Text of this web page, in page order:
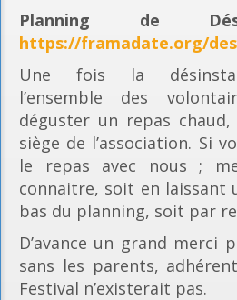
Planning de
https://framadate.org/
Une fois la
l’ensemble des
déguster un repas chaud,
siège de l’association. Si
le repas avec nous ;
connaitre, soit en laissant
bas du planning, soit par
D’avance un grand merci
sans les parents,
Festival n’existerait pas.